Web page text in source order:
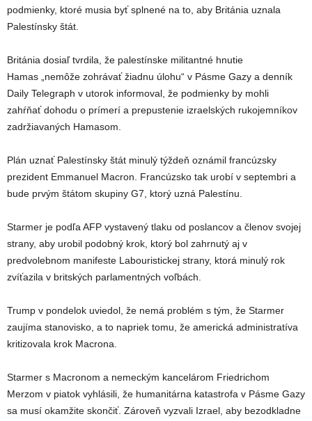
podmienky, ktoré musia byť splnené na to, aby Británia uznala
Palestínsky štát.
Británia dosiaľ tvrdila, že palestínske militantné hnutie
Hamas „nemôže zohrávať žiadnu úlohu“ v Pásme Gazy a denník
Daily Telegraph v utorok informoval, že podmienky by mohli
zahŕňať dohodu o prímerí a prepustenie izraelských rukojemníkov
zadržiavaných Hamasom.
Plán uznať Palestínsky štát minulý týždeň oznámil francúzsky
prezident Emmanuel Macron. Francúzsko tak urobí v septembri a
bude prvým štátom skupiny G7, ktorý uzná Palestínu.
Starmer je podľa AFP vystavený tlaku od poslancov a členov svojej
strany, aby urobil podobný krok, ktorý bol zahrnutý aj v
predvolebnom manifeste Labouristickej strany, ktorá minulý rok
zvíťazila v britských parlamentných voľbách.
Trump v pondelok uviedol, že nemá problém s tým, že Starmer
zaujíma stanovisko, a to napriek tomu, že americká administratíva
kritizovala krok Macrona.
Starmer s Macronom a nemeckým kancelárom Friedrichom
Merzom v piatok vyhlásili, že humanitárna katastrofa v Pásme Gazy
sa musí okamžite skončiť. Zároveň vyzvali Izrael, aby bezodkladne